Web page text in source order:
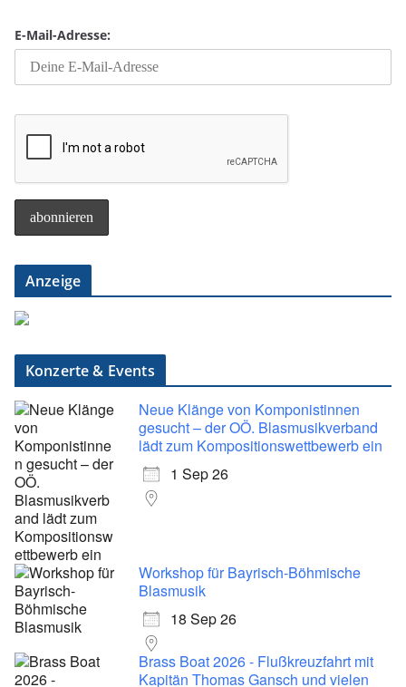
E-Mail-Adresse:
Anzeige
Konzerte & Events
Neue Klänge von Komponistinnen
gesucht – der OÖ. Blasmusikverband
lädt zum Kompositionswettbewerb ein
1 Sep 26
Workshop für Bayrisch-Böhmische
Blasmusik
18 Sep 26
Brass Boat 2026 - Flußkreuzfahrt mit
Kapitän Thomas Gansch und vielen